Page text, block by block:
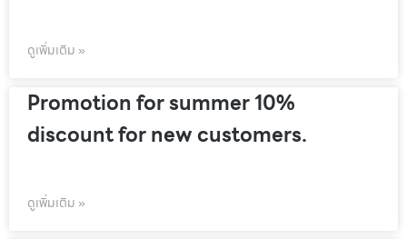
ดูเพิ่มเติม »
Promotion for summer 10%
discount for new customers.
ดูเพิ่มเติม »